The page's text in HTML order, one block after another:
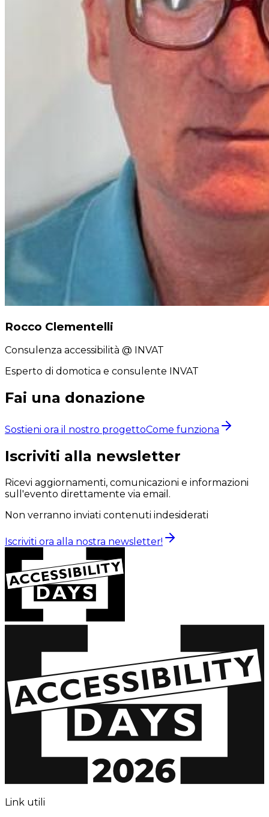
Rocco Clementelli
Consulenza accessibilità @ INVAT
Esperto di domotica e consulente INVAT
Fai una donazione
Sostieni ora il nostro progettoCome funziona
Iscriviti alla newsletter
Ricevi aggiornamenti, comunicazioni e informazioni
sull'evento direttamente via email.
Non verranno inviati contenuti indesiderati
Iscriviti ora alla nostra newsletter!
Link utili